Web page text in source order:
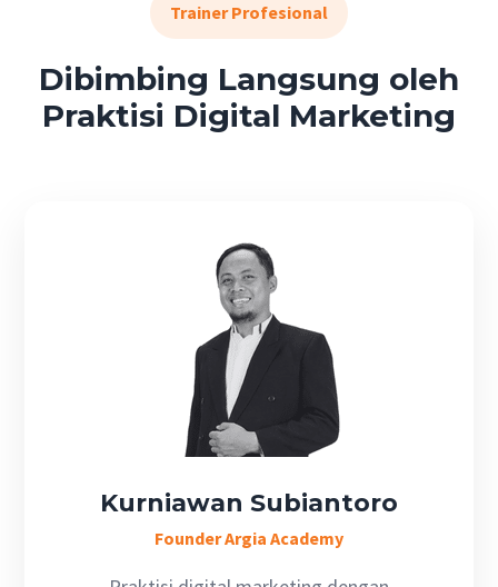
Trainer Profesional
Dibimbing Langsung oleh
Praktisi Digital Marketing
Kurniawan Subiantoro
Founder Argia Academy